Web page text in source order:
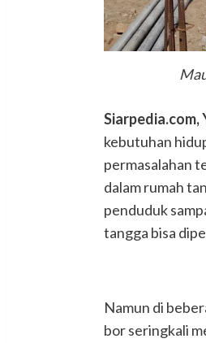
Siarpedia.com,
kebutuhan
permasalahan
dalam rumah
penduduk
tangga bisa
Namun di
bor seringkali